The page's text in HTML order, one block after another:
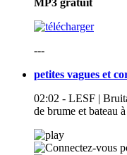
MP3 gratuit
---
petites vagues et
02:02 - LESF |
de brume et bateau